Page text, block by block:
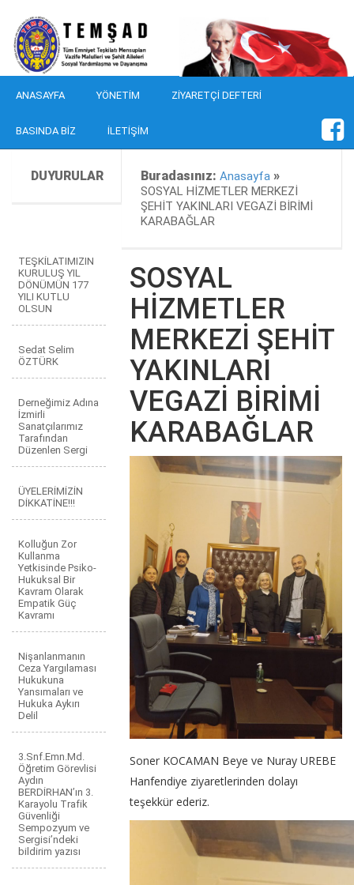
ANASAYFA YÖNETIM ZIYARETÇI DEFTERI
BASINDA BIZ İLETIŞIM
DUYURULAR Buradasınız:Anasayfa »
SOSYAL HİZMETLER MERKEZİ
ŞEHİT YAKINLARI VEGAZİ BİRİMİ
KARABAĞLAR
TEŞKİLATIMIZIN
KURULUŞ YIL
DÖNÜMÜN 177
YILI KUTLU
OLSUN
Sedat Selim
ÖZTÜRK
Derneğimiz Adına
İzmirli
Sanatçılarımız
Tarafından
Düzenlen Sergi
ÜYELERİMİZİN
DİKKATİNE!!!
Kolluğun Zor
Kullanma
Yetkisinde Psiko-
Hukuksal Bir
Kavram Olarak
Empatik Güç
Kavramı
Nişanlanmanın
Ceza Yargılaması
Hukukuna
Yansımaları ve
Hukuka Aykırı
Delil
3.Snf.Emn.Md.
Öğretim Görevlisi
Aydın
BERDİRHAN’ın 3.
Karayolu Trafik
Güvenliği
Sempozyum ve
Sergisi’ndeki
bildirim yazısı
SOSYAL
HİZMETLER
MERKEZİ ŞEHİT
YAKINLARI
VEGAZİ BİRİMİ
KARABAĞLAR
Soner KOCAMAN Beye ve Nuray UREBE
Hanfendiye ziyaretlerinden dolayı
teşekkür ederiz.